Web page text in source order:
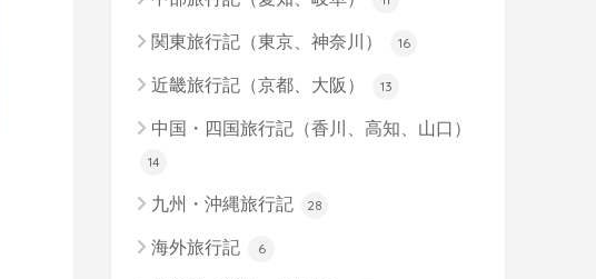
関東旅行記（東京、神奈川） 16
近畿旅行記（京都、大阪） 13
中国・四国旅行記（香川、高知、山口）
14
九州・沖縄旅行記 28
海外旅行記 6